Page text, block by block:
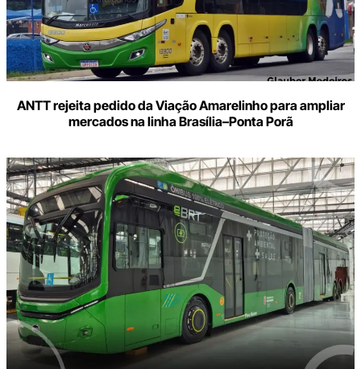
ANTT rejeita pedido da Viação Amarelinho para ampliar
mercados na linha Brasília–Ponta Porã